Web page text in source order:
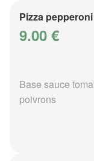
Pizza
9.00 €
Base sauce
poivrons